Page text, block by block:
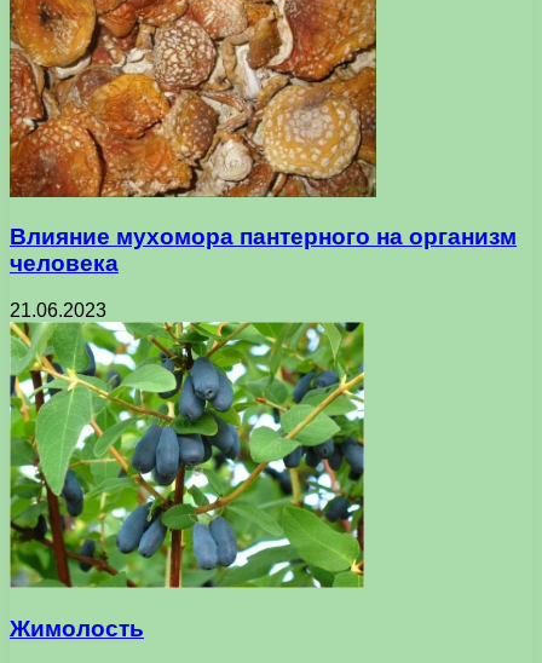
Влияние мухомора пантерного на организм
человека
21.06.2023
Жимолость